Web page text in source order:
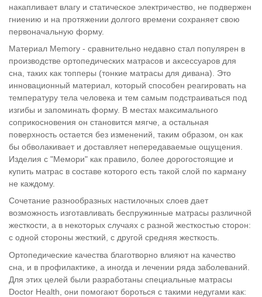
накапливает влагу и статическое электричество, не подвержен
гниению и на протяжении долгого времени сохраняет свою
первоначальную форму.
Материал Memory - сравнительно недавно стал популярен в
производстве ортопедических матрасов и аксессуаров для
сна, таких как топперы (тонкие матрасы для дивана). Это
инновационный материал, который способен реагировать на
температуру тела человека и тем самым подстраиваться под
изгибы и запоминать форму. В местах максимального
соприкосновения он становится мягче, а остальная
поверхность остается без изменений, таким образом, он как
бы обволакивает и доставляет непередаваемые ощущения.
Изделия с "Мемори" как правило, более дорогостоящие и
купить матрас в составе которого есть такой слой по карману
не каждому.
Сочетание разнообразных настилочных слоев дает
возможность изготавливать беспружинные матрасы различной
жесткости, а в некоторых случаях с разной жесткостью сторон:
с одной стороны жесткий, с другой средняя жесткость.
Ортопедические качества благотворно влияют на качество
сна, и в профилактике, а иногда и лечении ряда заболеваний.
Для этих целей были разработаны специальные матрасы
Doctor Health, они помогают бороться с такими недугами как: